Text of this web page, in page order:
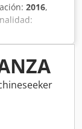
2016,
Copco
Csdpfjy Iwc